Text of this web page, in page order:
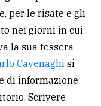
per le risate e gli
nei giorni in cui
la sua tessera
Cavenaghi si
di informazione
Scrivere